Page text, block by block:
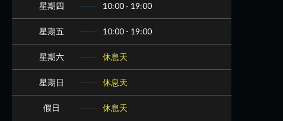
星期四 10:00 - 19:00
星期五 10:00 - 19:00
星期六 休息天
星期日 休息天
假日 休息天